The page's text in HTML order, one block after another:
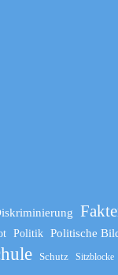
Politik Politische
Schutz Sitzblocke